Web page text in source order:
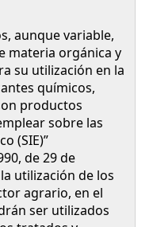
aunque variable,
materia orgánica y
su utilización en la
químicos,
productos
sobre las
(SIE)”
de 29 de
utilización de los
agrario, en el
ser utilizados